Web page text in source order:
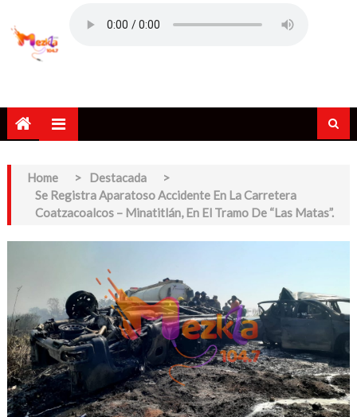
Home > Destacada
>
Se Registra Aparatoso Accidente En La Carretera
Coatzacoalcos – Minatitlán, En El Tramo De “Las Matas”.